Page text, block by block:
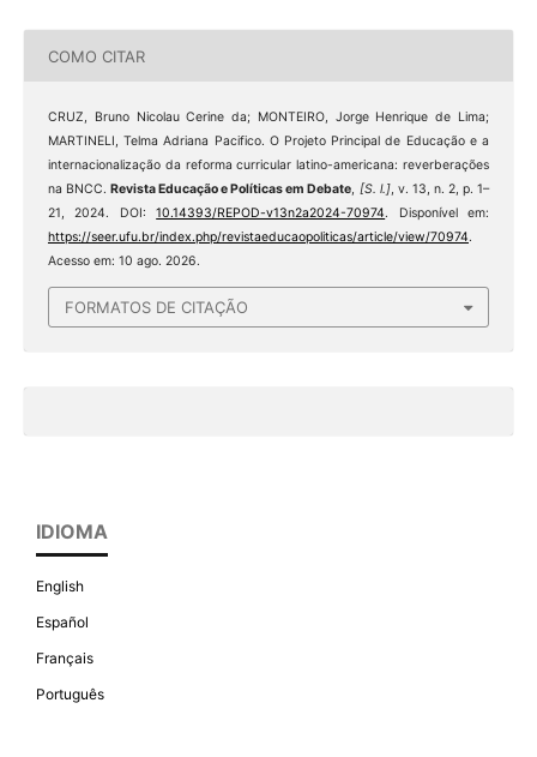
COMO CITAR
CRUZ, Bruno Nicolau Cerine da; MONTEIRO, Jorge Henrique de Lima;
MARTINELI, Telma Adriana Pacifico. O Projeto Principal de Educação e a
internacionalização da reforma curricular latino-americana: reverberações
na BNCC.Revista Educação e Políticas em Debate, [S. l.], v. 13, n. 2, p. 1–
21, 2024. DOI:10.14393/REPOD-v13n2a2024-70974. Disponível em:
https://seer.ufu.br/index.php/revistaeducaopoliticas/article/view/70974.
Acesso em: 10 ago. 2026.
FORMATOS DE CITAÇÃO
IDIOMA
English
Español
Français
Português